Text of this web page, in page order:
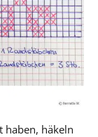
haben, häkeln